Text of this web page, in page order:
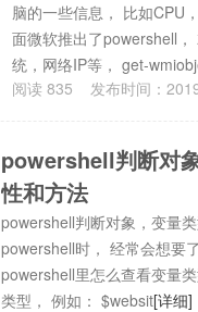
脑的一些信息， 比如CPU
面微软推出了powershell
统，网络IP等， get-
阅读835 发布时间：
powershell判断对
性和方法
powershell判断对象，变量
powershell时， 经常会想要
powershell里怎么查看变量
类型， 例如： $websit[详细]